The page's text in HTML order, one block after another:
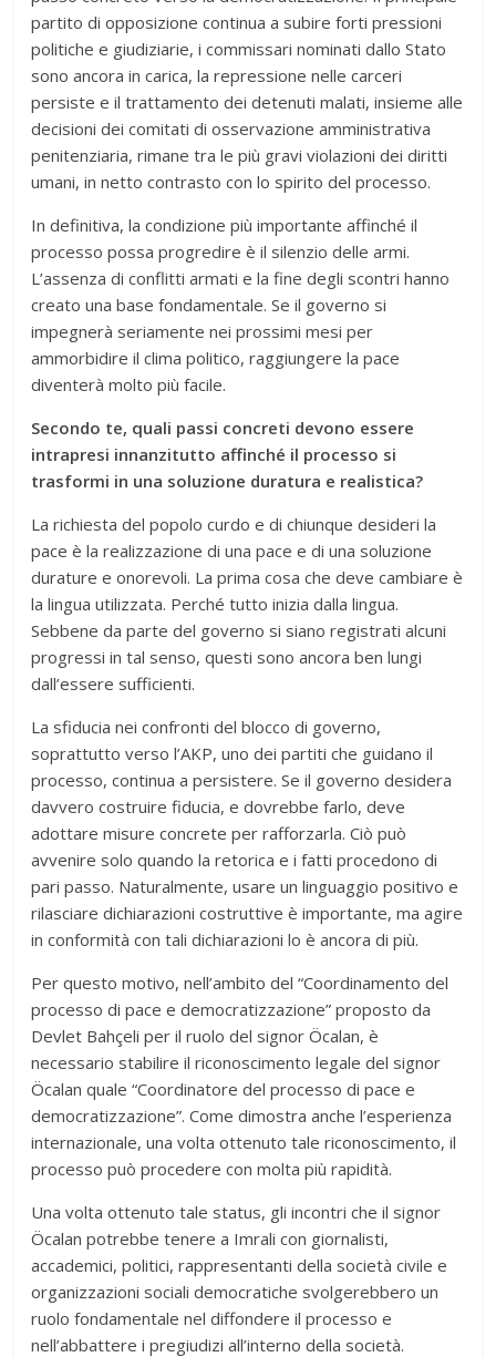
partito di opposizione continua a subire forti pressioni
politiche e giudiziarie, i commissari nominati dallo Stato
sono ancora in carica, la repressione nelle carceri
persiste e il trattamento dei detenuti malati, insieme alle
decisioni dei comitati di osservazione amministrativa
penitenziaria, rimane tra le più gravi violazioni dei diritti
umani, in netto contrasto con lo spirito del processo.
In definitiva, la condizione più importante affinché il
processo possa progredire è il silenzio delle armi.
L’assenza di conflitti armati e la fine degli scontri hanno
creato una base fondamentale. Se il governo si
impegnerà seriamente nei prossimi mesi per
ammorbidire il clima politico, raggiungere la pace
diventerà molto più facile.
Secondo te, quali passi concreti devono essere
intrapresi innanzitutto affinché il processo si
trasformi in una soluzione duratura e realistica?
La richiesta del popolo curdo e di chiunque desideri la
pace è la realizzazione di una pace e di una soluzione
durature e onorevoli. La prima cosa che deve cambiare è
la lingua utilizzata. Perché tutto inizia dalla lingua.
Sebbene da parte del governo si siano registrati alcuni
progressi in tal senso, questi sono ancora ben lungi
dall’essere sufficienti.
La sfiducia nei confronti del blocco di governo,
soprattutto verso l’AKP, uno dei partiti che guidano il
processo, continua a persistere. Se il governo desidera
davvero costruire fiducia, e dovrebbe farlo, deve
adottare misure concrete per rafforzarla. Ciò può
avvenire solo quando la retorica e i fatti procedono di
pari passo. Naturalmente, usare un linguaggio positivo e
rilasciare dichiarazioni costruttive è importante, ma agire
in conformità con tali dichiarazioni lo è ancora di più.
Per questo motivo, nell’ambito del “Coordinamento del
processo di pace e democratizzazione” proposto da
Devlet Bahçeli per il ruolo del signor Öcalan, è
necessario stabilire il riconoscimento legale del signor
Öcalan quale “Coordinatore del processo di pace e
democratizzazione”. Come dimostra anche l’esperienza
internazionale, una volta ottenuto tale riconoscimento, il
processo può procedere con molta più rapidità.
Una volta ottenuto tale status, gli incontri che il signor
Öcalan potrebbe tenere a Imrali con giornalisti,
accademici, politici, rappresentanti della società civile e
organizzazioni sociali democratiche svolgerebbero un
ruolo fondamentale nel diffondere il processo e
nell’abbattere i pregiudizi all’interno della società.